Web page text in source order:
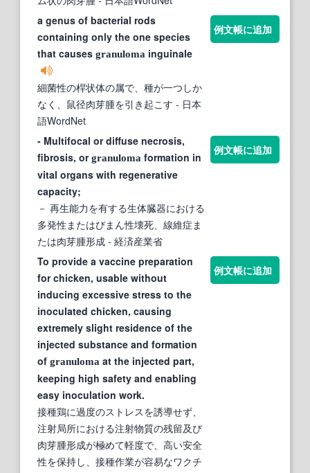
a genus of bacterial rods
containing only the one species
that causes granuloma inguinale
細菌性の桿状体の属で、種が一つしか
なく、鼠径肉芽腫を引き起こす - 日本
語WordNet
例文帳に追加
- Multifocal or diffuse necrosis,
fibrosis, orgranuloma formation in
vital organs with regenerative
capacity;
－ 再生能力を有する生体臓器における
多発性またはびまん性壊死、線維症ま
たは肉芽腫形成 - 経済産業省
例文帳に追加
To provide a vaccine preparation
for chicken, usable without
inducing excessive stress to the
inoculated chicken, causing
extremely slight residence of the
injected substance and formation
of granuloma at the injected part,
keeping high safety and enabling
easy inoculation work.
接種鶏に過度のストレスを誘導せず、
注射局所における注射物質の残留及び
肉芽腫形成が極めて軽度で、高い安全
性を保持し、接種作業が容易なワクチ
例文帳に追加